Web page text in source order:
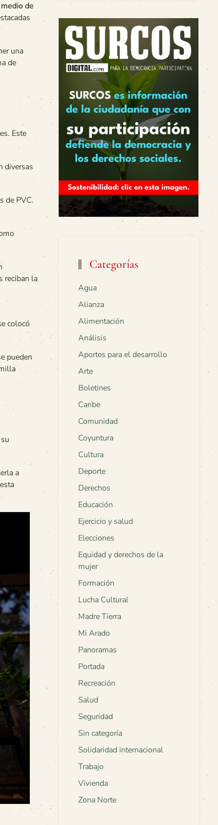
de
una
de
Este
diversas
de PVC.
reciban la
colocó
pueden
a
Categorías
Agua
Alianza
Alimentación
Análisis
Aportes para el desarrollo
Arte
Boletines
Caribe
Comunidad
Coyuntura
Cultura
Deporte
Derechos
Educación
Ejercicio y salud
Elecciones
Equidad y derechos de la
mujer
Formación
Lucha Cultural
Madre Tierra
Mi Arado
Panoramas
Portada
Recreación
Salud
Seguridad
Sin categoría
Solidaridad internacional
Trabajo
Vivienda
Zona Norte